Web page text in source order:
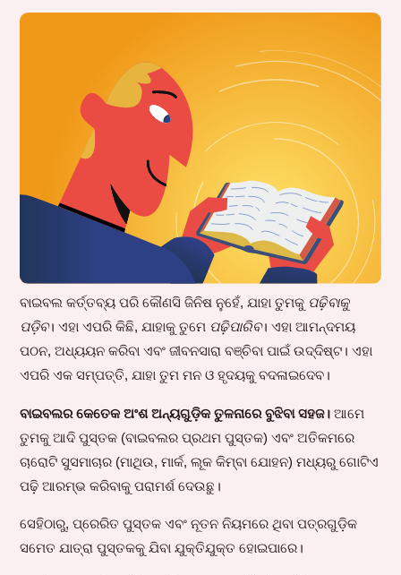
ବାଇବଲ କର୍ତ୍ତବ୍ୟ ପରି କୌଣସି ଜିନିଷ ନୁହେଁ, ଯାହା ତୁମକୁ ପଢ଼ିବାକୁ
ପଡ଼ିବ। ଏହା ଏପରି କିଛି, ଯାହାକୁ ତୁମେ ପଢ଼ିପାରିବ। ଏହା ଆମନ୍ଦମୟ
ପଠନ, ଅଧ୍ୟୟନ କରିବା ଏବଂ ଜୀବନସାରା ବଞ୍ଚିବା ପାଇଁ ଉଦ୍ଦିଷ୍ଟ। ଏହା
ଏପରି ଏକ ସମ୍ପତ୍ତି, ଯାହା ତୁମ ମନ ଓ ହୃଦୟକୁ ବଦଳାଇଦେବ।
ବାଇବଲର କେତେକ ଅଂଶ ଅନ୍ୟଗୁଡ଼ିକ ତୁଳନାରେ ବୁଝିବା ସହଜ। ଆମେ
ତୁମକୁ ଆଦି ପୁସ୍ତକ (ବାଇବଲର ପ୍ରଥମ ପୁସ୍ତକ) ଏବଂ ଅତିକମରେ
ଚାରୋଟି ସୁସମାଚାର (ମାଥିଉ, ମାର୍କ, ଲୂକ କିମ୍ବା ଯୋହନ) ମଧ୍ୟରୁ ଗୋଟିଏ
ପଢ଼ି ଆରମ୍ଭ କରିବାକୁ ପରାମର୍ଶ ଦେଉଛୁ।
ସେହିଠାରୁ, ପ୍ରେରିତ ପୁସ୍ତକ ଏବଂ ନୂତନ ନିୟମରେ ଥିବା ପତ୍ରଗୁଡ଼ିକ
ସମେତ ଯାତ୍ରା ପୁସ୍ତକକୁ ଯିବା ଯୁକ୍ତିଯୁକ୍ତ ହୋଇପାରେ।